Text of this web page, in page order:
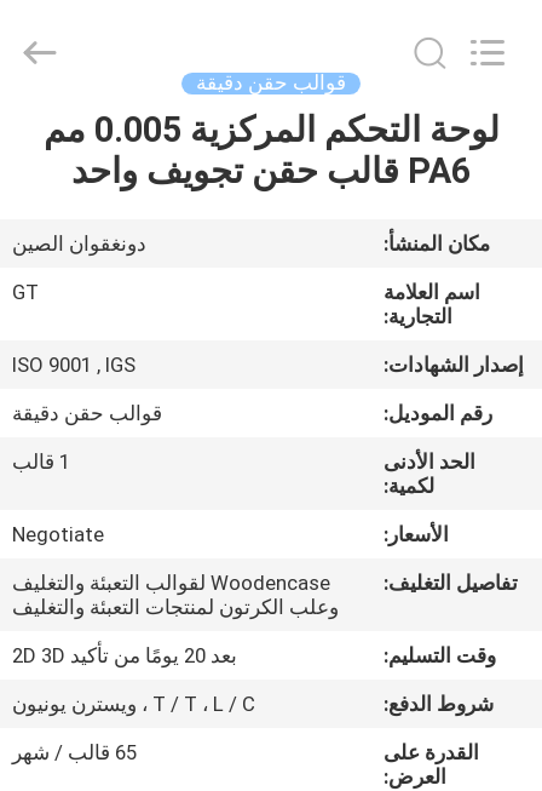
منزل،
منتجات
معلومات
عنا
جولة
المعمل
مراقبة
الجودة
اتصل
MOULD
FACTORY.
قوالب حقن دقيقة
لوحة التحكم المركزية 0.005 مم
PA6 قالب حقن تجويف واحد
مكان المنشأ:
دونغقوان الصين
اسم العلامة
التجارية:
GT
إصدار الشهادات:
ISO 9001 , IGS
رقم الموديل:
قوالب حقن دقيقة
الحد الأدنى
لكمية:
1 قالب
الأسعار:
Negotiate
تفاصيل التغليف:
Woodencase لقوالب التعبئة والتغليف
وعلب الكرتون لمنتجات التعبئة والتغليف
وقت التسليم:
بعد 20 يومًا من تأكيد 2D 3D
شروط الدفع:
T / T ، L / C ، ويسترن يونيون
القدرة على
العرض:
65 قالب / شهر